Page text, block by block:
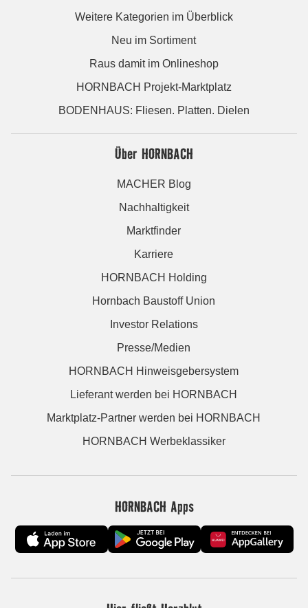
Weitere Kategorien im Überblick
Neu im Sortiment
Raus damit im Onlineshop
HORNBACH Projekt-Marktplatz
BODENHAUS: Fliesen. Platten. Dielen
Über HORNBACH
MACHER Blog
Nachhaltigkeit
Marktfinder
Karriere
HORNBACH Holding
Hornbach Baustoff Union
Investor Relations
Presse/Medien
HORNBACH Hinweisgebersystem
Lieferant werden bei HORNBACH
Marktplatz-Partner werden bei HORNBACH
HORNBACH Werbeklassiker
HORNBACH Apps